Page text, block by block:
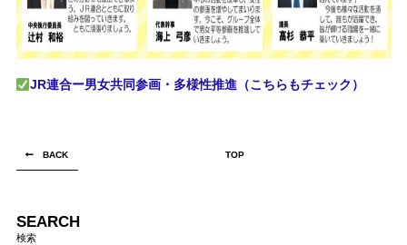
JR連合ー男女共同参画・多様性推進（こちらもチェック）
BACK TOP
SEARCH
検索